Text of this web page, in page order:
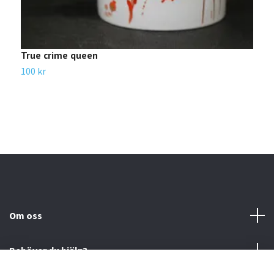
True crime queen
100 kr
Om oss
Behöver du hjälp?